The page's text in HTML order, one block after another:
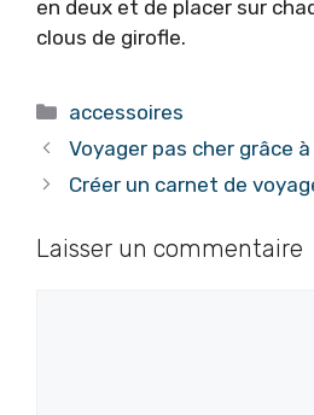
en deux et de placer sur
clous de girofle.
Catégories
accessoires
Voyager pas cher grâce
Créer un carnet de
Laisser un commentaire